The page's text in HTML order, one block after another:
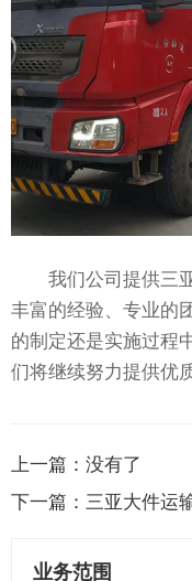
我们公司提供三亚
丰富的经验、专业的
的制定还是实施过程
们将继续努力提供优
上一篇： 没有了
下一篇： 三亚大件运
业务范围